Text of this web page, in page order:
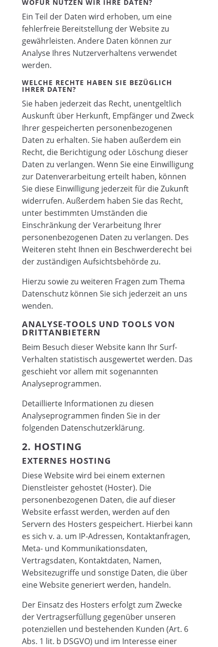
WOFÜR NUTZEN WIR IHRE DATEN?
Ein Teil der Daten wird erhoben, um eine
fehlerfreie Bereitstellung der Website zu
gewährleisten. Andere Daten können zur
Analyse Ihres Nutzerverhaltens verwendet
werden.
WELCHE RECHTE HABEN SIE BEZÜGLICH
IHRER DATEN?
Sie haben jederzeit das Recht, unentgeltlich
Auskunft über Herkunft, Empfänger und Zweck
Ihrer gespeicherten personenbezogenen
Daten zu erhalten. Sie haben außerdem ein
Recht, die Berichtigung oder Löschung dieser
Daten zu verlangen. Wenn Sie eine Einwilligung
zur Datenverarbeitung erteilt haben, können
Sie diese Einwilligung jederzeit für die Zukunft
widerrufen. Außerdem haben Sie das Recht,
unter bestimmten Umständen die
Einschränkung der Verarbeitung Ihrer
personenbezogenen Daten zu verlangen. Des
Weiteren steht Ihnen ein Beschwerderecht bei
der zuständigen Aufsichtsbehörde zu.
Hierzu sowie zu weiteren Fragen zum Thema
Datenschutz können Sie sich jederzeit an uns
wenden.
ANALYSE-TOOLS UND TOOLS VON
DRITT­ANBIETERN
Beim Besuch dieser Website kann Ihr Surf-
Verhalten statistisch ausgewertet werden. Das
geschieht vor allem mit sogenannten
Analyseprogrammen.
Detaillierte Informationen zu diesen
Analyseprogrammen finden Sie in der
folgenden Datenschutzerklärung.
2. HOSTING
EXTERNES HOSTING
Diese Website wird bei einem externen
Dienstleister gehostet (Hoster). Die
personenbezogenen Daten, die auf dieser
Website erfasst werden, werden auf den
Servern des Hosters gespeichert. Hierbei kann
es sich v. a. um IP-Adressen, Kontaktanfragen,
Meta- und Kommunikationsdaten,
Vertragsdaten, Kontaktdaten, Namen,
Websitezugriffe und sonstige Daten, die über
eine Website generiert werden, handeln.
Der Einsatz des Hosters erfolgt zum Zwecke
der Vertragserfüllung gegenüber unseren
potenziellen und bestehenden Kunden (Art. 6
Abs. 1 lit. b DSGVO) und im Interesse einer